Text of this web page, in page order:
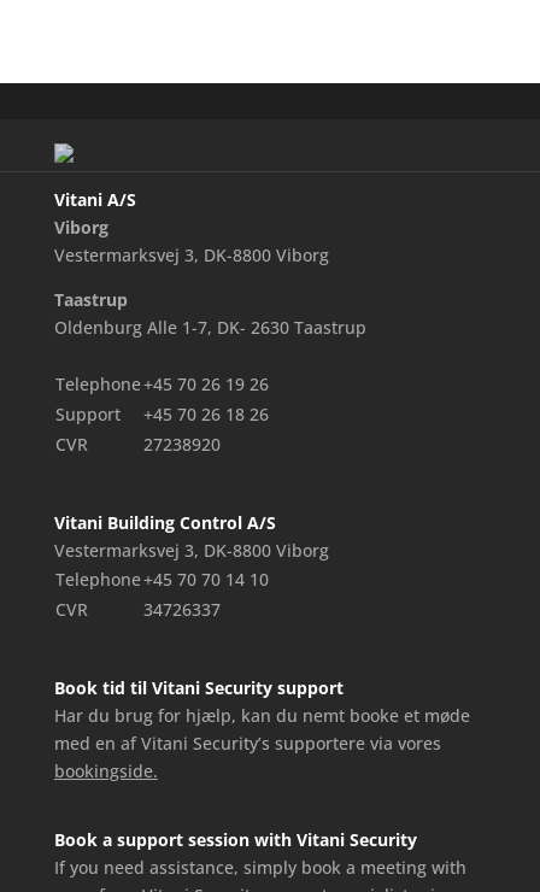
Vitani A/S
Viborg
Vestermarksvej 3, DK-8800 Viborg
Taastrup
Oldenburg Alle 1-7, DK- 2630 Taastrup
Telephone+45 70 26 19 26
Support
+45 70 26 18 26
CVR
27238920
Vitani Building Control A/S
Vestermarksvej 3, DK-8800 Viborg
Telephone+45 70 70 14 10
CVR
34726337
Book tid til Vitani Security support
Har du brug for hjælp, kan du nemt booke et møde
med en af Vitani Security’s supportere via vores
bookingside.
Book a support session with Vitani Security
If you need assistance, simply book a meeting with